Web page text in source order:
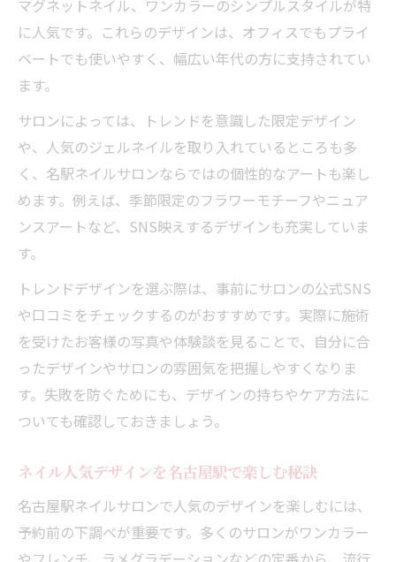
マグネットネイル、ワンカラーのシンプルスタイルが特
に人気です。これらのデザインは、オフィスでもプライ
ベートでも使いやすく、幅広い年代の方に支持されてい
ます。
サロンによっては、トレンドを意識した限定デザイン
や、人気のジェルネイルを取り入れているところも多
く、名駅ネイルサロンならではの個性的なアートも楽し
めます。例えば、季節限定のフラワーモチーフやニュア
ンスアートなど、SNS映えするデザインも充実していま
す。
トレンドデザインを選ぶ際は、事前にサロンの公式SNS
や口コミをチェックするのがおすすめです。実際に施術
を受けたお客様の写真や体験談を見ることで、自分に合
ったデザインやサロンの雰囲気を把握しやすくなりま
す。失敗を防ぐためにも、デザインの持ちやケア方法に
ついても確認しておきましょう。
ネイル人気デザインを名古屋駅で楽しむ秘訣
名古屋駅ネイルサロンで人気のデザインを楽しむには、
予約前の下調べが重要です。多くのサロンがワンカラー